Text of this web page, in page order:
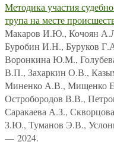
Методика участия
трупа на месте
Макаров И.Ю., Кочоян
Буробин И.Н., Буруков
Воронкина Ю.М.,
В.П., Захаркин О.В.,
Миненко А.В., Мищенко
Остробородов В.В.,
Саракаева А.З.,
З.Ю., Туманов Э.В.,
— 2024.